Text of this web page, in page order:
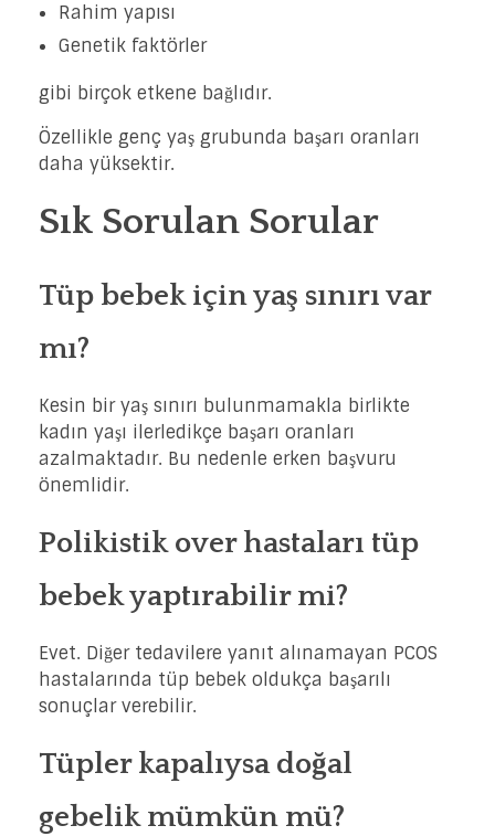
Rahim yapısı
Genetik faktörler
gibi birçok etkene bağlıdır.
Özellikle genç yaş grubunda başarı oranları
daha yüksektir.
Sık Sorulan Sorular
Tüp bebek için yaş sınırı var
mı?
Kesin bir yaş sınırı bulunmamakla birlikte
kadın yaşı ilerledikçe başarı oranları
azalmaktadır. Bu nedenle erken başvuru
önemlidir.
Polikistik over hastaları tüp
bebek yaptırabilir mi?
Evet. Diğer tedavilere yanıt alınamayan PCOS
hastalarında tüp bebek oldukça başarılı
sonuçlar verebilir.
Tüpler kapalıysa doğal
gebelik mümkün mü?